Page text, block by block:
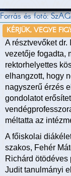
Forrás és fotó:
KÉRJÜK, VEGYE
A résztvevőket
vezetője fogadta,
rektorhelyettes
elhangzott, hogy
nagyszerű érzés
gondolatot
méltatta az
A főiskolai
szakos, Fehér
Richárd ötödéves
Judit tanulmányi